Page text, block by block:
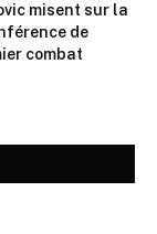
misent sur la
de
combat